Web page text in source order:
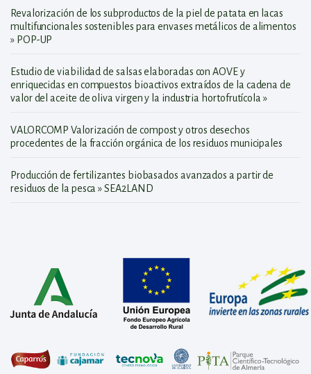
Revalorización de los subproductos de la piel de patata en lacas
multifuncionales sostenibles para envases metálicos de alimentos
» POP-UP
Estudio de viabilidad de salsas elaboradas con AOVE y
enriquecidas en compuestos bioactivos extraídos de la cadena de
valor del aceite de oliva virgen y la industria hortofrutícola »
VALORCOMP Valorización de compost y otros desechos
procedentes de la fracción orgánica de los residuos municipales
Producción de fertilizantes biobasados avanzados a partir de
residuos de la pesca » SEA2LAND